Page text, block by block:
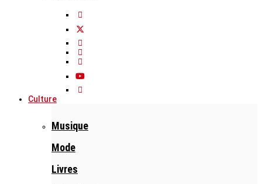
Culture
Musique
Mode
Livres